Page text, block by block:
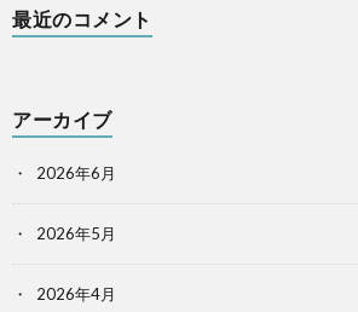
最近のコメント
アーカイブ
2026年6月
2026年5月
2026年4月